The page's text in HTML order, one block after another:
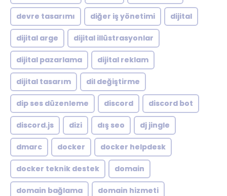
devre tasarımı diğer iş yönetimi dijital
dijital arge dijital illüstrasyonlar
dijital pazarlama dijital reklam
dijital tasarım dil değiştirme
dip ses düzenleme discord discord bot
discord.js dizi dış seo dj jingle
dmarc docker docker helpdesk
docker teknik destek domain
domain bağlama domain hizmeti